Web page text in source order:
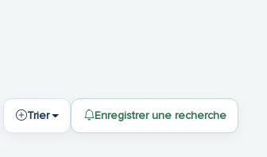
Trier Enregistrer une recherche